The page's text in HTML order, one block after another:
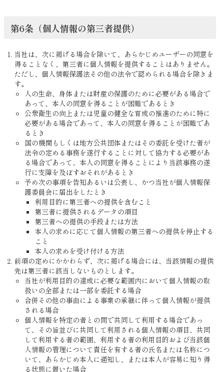
第6条（個人情報の第三者提供）
当社は、次に掲げる場合を除いて、あらかじめユーザーの同意を
得ることなく、第三者に個人情報を提供することはありません。
ただし、個人情報保護法その他の法令で認められる場合を除きま
す。
人の生命、身体または財産の保護のために必要がある場合で
あって、本人の同意を得ることが困難であるとき
公衆衛生の向上または児童の健全な育成の推進のために特に
必要がある場合であって、本人の同意を得ることが困難であ
るとき
国の機関もしくは地方公共団体またはその委託を受けた者が
法令の定める事務を遂行することに対して協力する必要があ
る場合であって、本人の同意を得ることにより当該事務の遂
行に支障を及ぼすおそれがあるとき
予め次の事項を告知あるいは公表し、かつ当社が個人情報保
護委員会に届出をしたとき
利用目的に第三者への提供を含むこと
第三者に提供されるデータの項目
第三者への提供の手段または方法
本人の求めに応じて個人情報の第三者への提供を停止する
こと
本人の求めを受け付ける方法
前項の定めにかかわらず、次に掲げる場合には、当該情報の提供
先は第三者に該当しないものとします。
当社が利用目的の達成に必要な範囲内において個人情報の取
扱いの全部または一部を委託する場合
合併その他の事由による事業の承継に伴って個人情報が提供
される場合
個人情報を特定の者との間で共同して利用する場合であっ
て、その旨並びに共同して利用される個人情報の項目、共同
して利用する者の範囲、利用する者の利用目的および当該個
人情報の管理について責任を有する者の氏名または名称につ
いて、あらかじめ本人に通知し、または本人が容易に知り得
る状態に置いた場合